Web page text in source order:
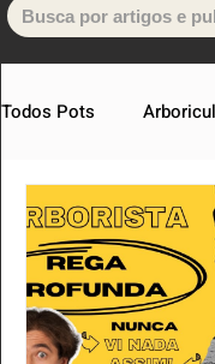
Todos Pots
Gestão de Negócios